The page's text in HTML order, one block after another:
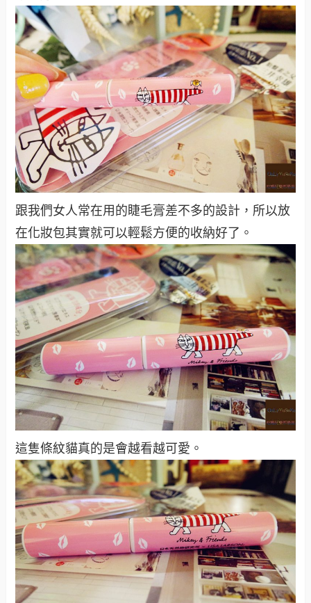
跟我們女人常在用的睫毛膏差不多的設計，所以放
在化妝包其實就可以輕鬆方便的收納好了。
這隻條紋貓真的是會越看越可愛。